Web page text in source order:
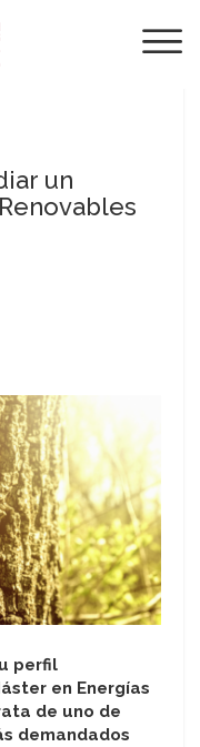
un
perfil
en Energías
de uno de
demandados